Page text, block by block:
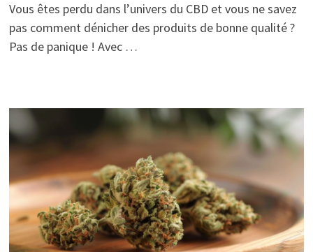
Vous êtes perdu dans l’univers du CBD et vous ne savez
pas comment dénicher des produits de bonne qualité ?
Pas de panique ! Avec …